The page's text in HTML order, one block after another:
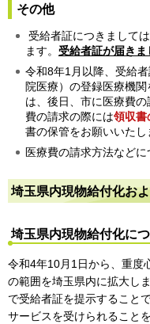
その他
受給者証につきまして
ます。 受給者証が届き
令和8年1月以降、受給
院医療）の登録医療機
は、後日、市に医療費
費の請求の際には領収書
書の保管をお願いいたし
医療費の請求方法など
埼玉県内現物給付化お
埼玉県内現物給付化に
令和4年10月1日から、重度
の範囲を埼玉県内に拡大し
で受給者証を提示すること
サービスを受けられること